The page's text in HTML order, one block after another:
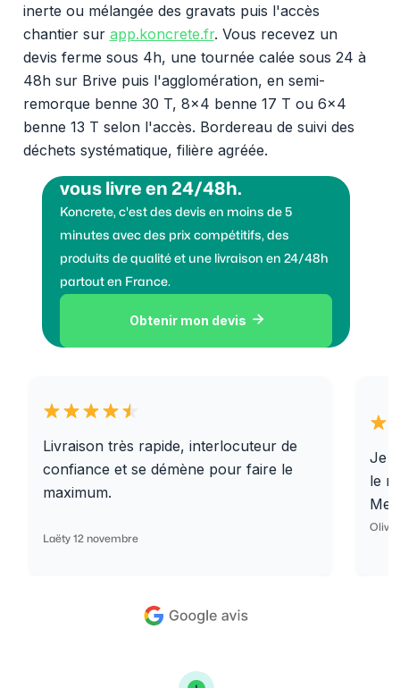
inerte ou mélangée des gravats puis l'accès
chantier sur app.koncrete.fr. Vous recevez un
devis ferme sous 4h, une tournée calée sous 24 à
48h sur Brive puis l'agglomération, en semi-
remorque benne 30 T, 8x4 benne 17 T ou 6x4
benne 13 T selon l'accès. Bordereau de suivi des
déchets systématique, filière agréée.
vous livre en 24/48h.
Koncrete, c'est des devis en moins de 5
minutes avec des prix compétitifs, des
produits de qualité et une livraison en 24/48h
partout en France.
Obtenir mon devis 
Livraison très rapide, interlocuteur de
confiance et se démène pour faire le
maximum.
Laëty 12 novembre
Je
le